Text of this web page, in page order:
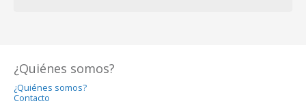
¿Quiénes somos?
¿Quiénes somos?
Contacto